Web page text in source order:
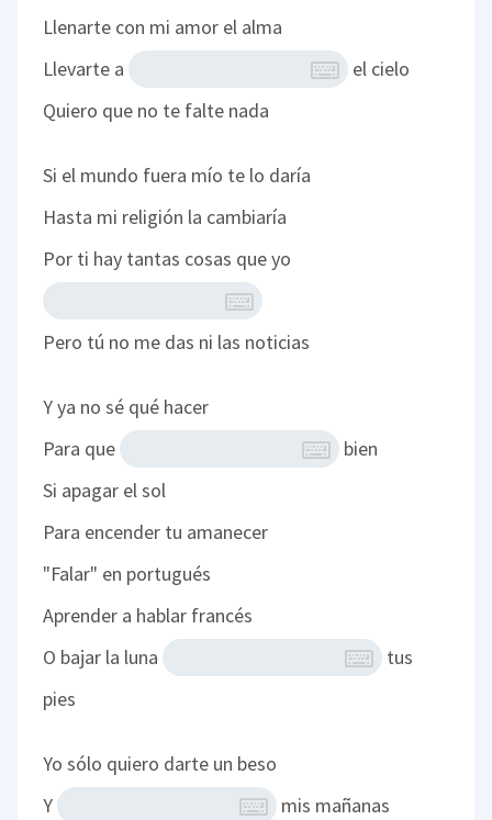
Llenarte con mi amor el alma
Llevarte a
el cielo
Quiero que no te falte nada
Si el mundo fuera mío te lo daría
Hasta mi religión la cambiaría
Por ti hay tantas cosas que yo
Pero tú no me das ni las noticias
Y ya no sé qué hacer
Para que
bien
Si apagar el sol
Para encender tu amanecer
"Falar" en portugués
Aprender a hablar francés
O bajar la luna
tus
pies
Yo sólo quiero darte un beso
Y
mis mañanas